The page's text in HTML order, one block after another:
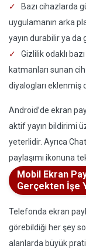
Bazı cihazlarda
uygulamanın arka
yayın durabilir ya da
Gizlilik odaklı
katmanları sunan
diyalogları eklenmiş
Android’de ekran
aktif yayın bildirimi
yeterlidir. Ayrıca
paylaşımı ikonuna
Mobil Ekran
Gerçekten İşe
Telefonda ekran
görebildiği her şey
alanlarda büyük